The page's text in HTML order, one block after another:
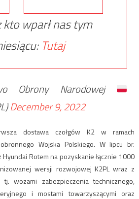
kto wparł nas tym
Tutaj
Obrony Narodowej
December 9, 2022
dostawa czołgów K2 w ramach
Wojska Polskiego. W lipcu br.
Rotem na pozyskanie łącznie 1000
wersji rozwojowej K2PL wraz z
tj. wozami zabezpieczenia technicznego,
i mostami towarzyszącymi oraz